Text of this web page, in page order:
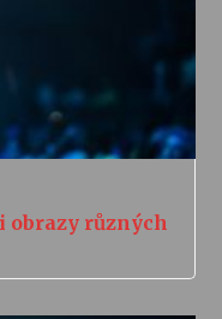
obrazy různých